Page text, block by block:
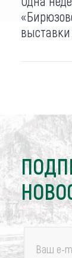
выставки
Ваш e-